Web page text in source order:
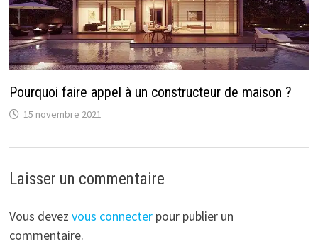
Pourquoi faire appel à un constructeur de maison ?
15 novembre 2021
Laisser un commentaire
Vous devez vous connecterpour publier un
commentaire.